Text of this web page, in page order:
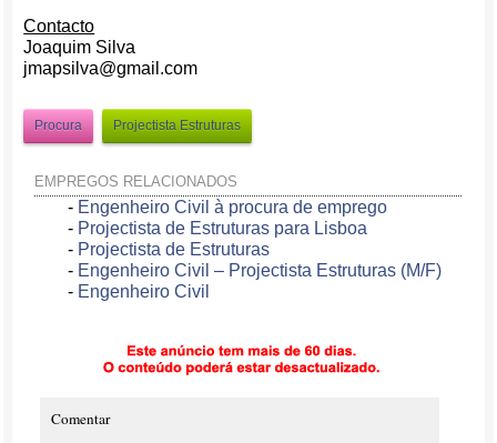
Contacto
Joaquim Silva
jmapsilva@gmail.com
Procura Projectista Estruturas
EMPREGOS RELACIONADOS
- Engenheiro Civil à procura de emprego
- Projectista de Estruturas para Lisboa
- Projectista de Estruturas
- Engenheiro Civil – Projectista Estruturas (M/F)
- Engenheiro Civil
Comentar